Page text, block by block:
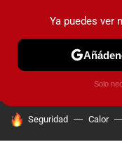
PRUEBAS COCHES
HOY SE HABLA DE
Seguridad Calor
Ya puedes ver
Solo